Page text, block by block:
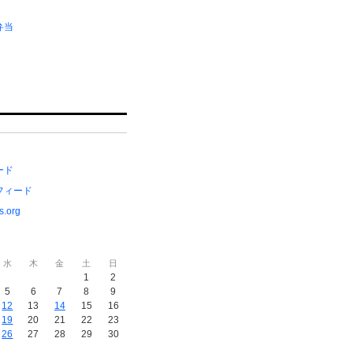
当
ド
ィード
水 木 金 土 日
1
2
5 6 7 8
9
12 13 14 15
16
19 20 21 22
23
26 27 28 29
30